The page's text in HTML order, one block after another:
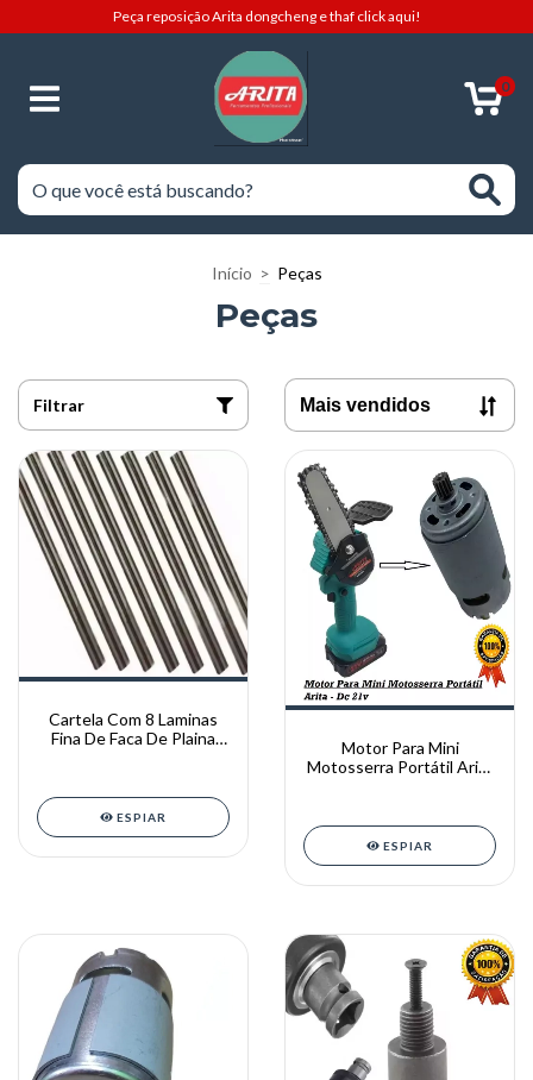
Peça reposição Arita dongcheng e thaf click aqui!
0
Início > Peças
Peças
Filtrar
Cartela Com 8 Laminas
Fina De Faca De Plaina
ESPIAR
Motor Para Mini
Motosserra Portátil Arita
ESPIAR